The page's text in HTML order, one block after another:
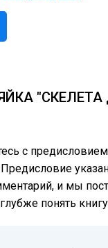
с
и мы
понять